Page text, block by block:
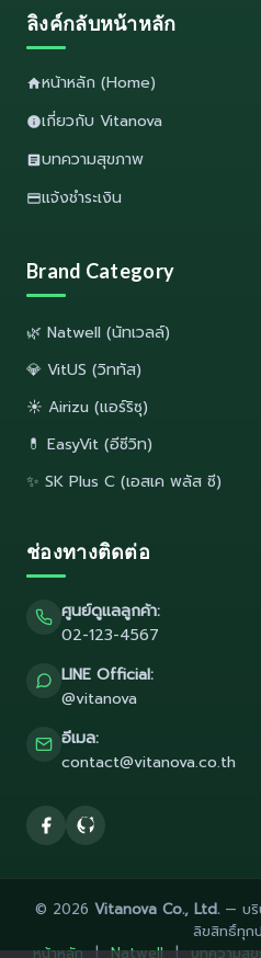
ลิงค์กลับหน้าหลัก
หน้าหลัก (Home)
เกี่ยวกับ Vitanova
บทความสุขภาพ
แจ้งชำระเงิน
Brand Category
🌿 Natwell (นัทเวลล์)
💎 VitUS (วิททัส)
☀️ Airizu (แอร์ริซุ)
💊 EasyVit (อีซีวิท)
✨ SK Plus C (เอสเค พลัส ซี)
ช่องทางติดต่อ
ศูนย์ดูแลลูกค้า:
02-123-4567
LINE Official:
@vitanova
อีเมล:
contact@vitanova.co.th
© 2026 Vitanova Co., Ltd.— บริ
ลิขสิทธิ์ทุก
หน้าหลัก | Natwell | บทความสุ